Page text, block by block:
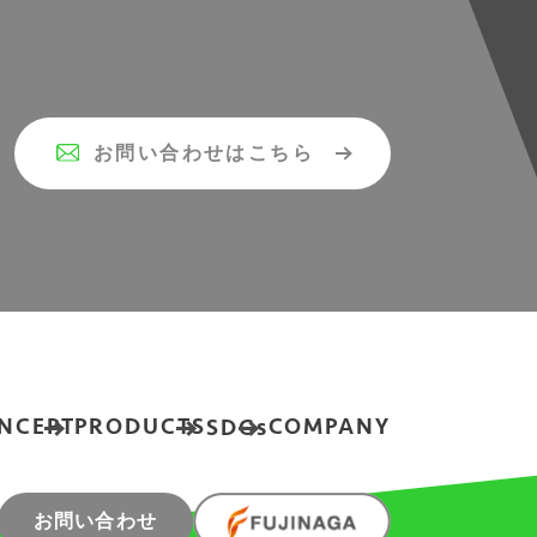
お問い合わせはこちら
PRODUCTSSDGsCOMPANY
お問い合わせ